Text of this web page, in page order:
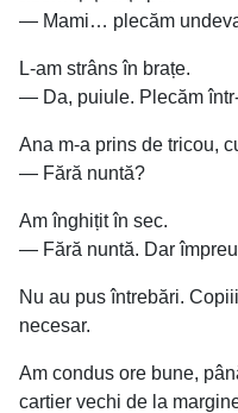
— Mami… plecăm
L-am strâns în brațe.
— Da, puiule. Plecăm
Ana m-a prins de tricou,
— Fără nuntă?
Am înghițit în sec.
— Fără nuntă. Dar
Nu au pus întrebări.
necesar.
Am condus ore bune,
cartier vechi de la